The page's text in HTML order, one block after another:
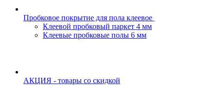
Пробковое покрытие для пола клеевое
Клеевой пробковый паркет 4 мм
Клеевые пробковые полы 6 мм
АКЦИЯ - товары со скидкой